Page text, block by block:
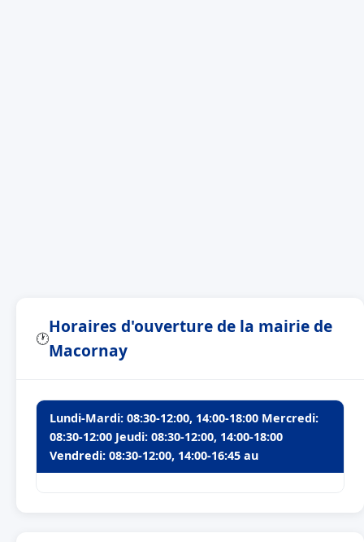
🕐
Horaires d'ouverture de la mairie de
Macornay
Lundi-Mardi: 08:30-12:00, 14:00-18:00 Mercredi:
08:30-12:00 Jeudi: 08:30-12:00, 14:00-18:00
Vendredi: 08:30-12:00, 14:00-16:45 au